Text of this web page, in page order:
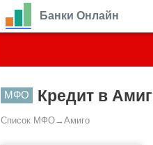
Банки Онлайн
МФО Кредит в
Список МФО→ Амиго